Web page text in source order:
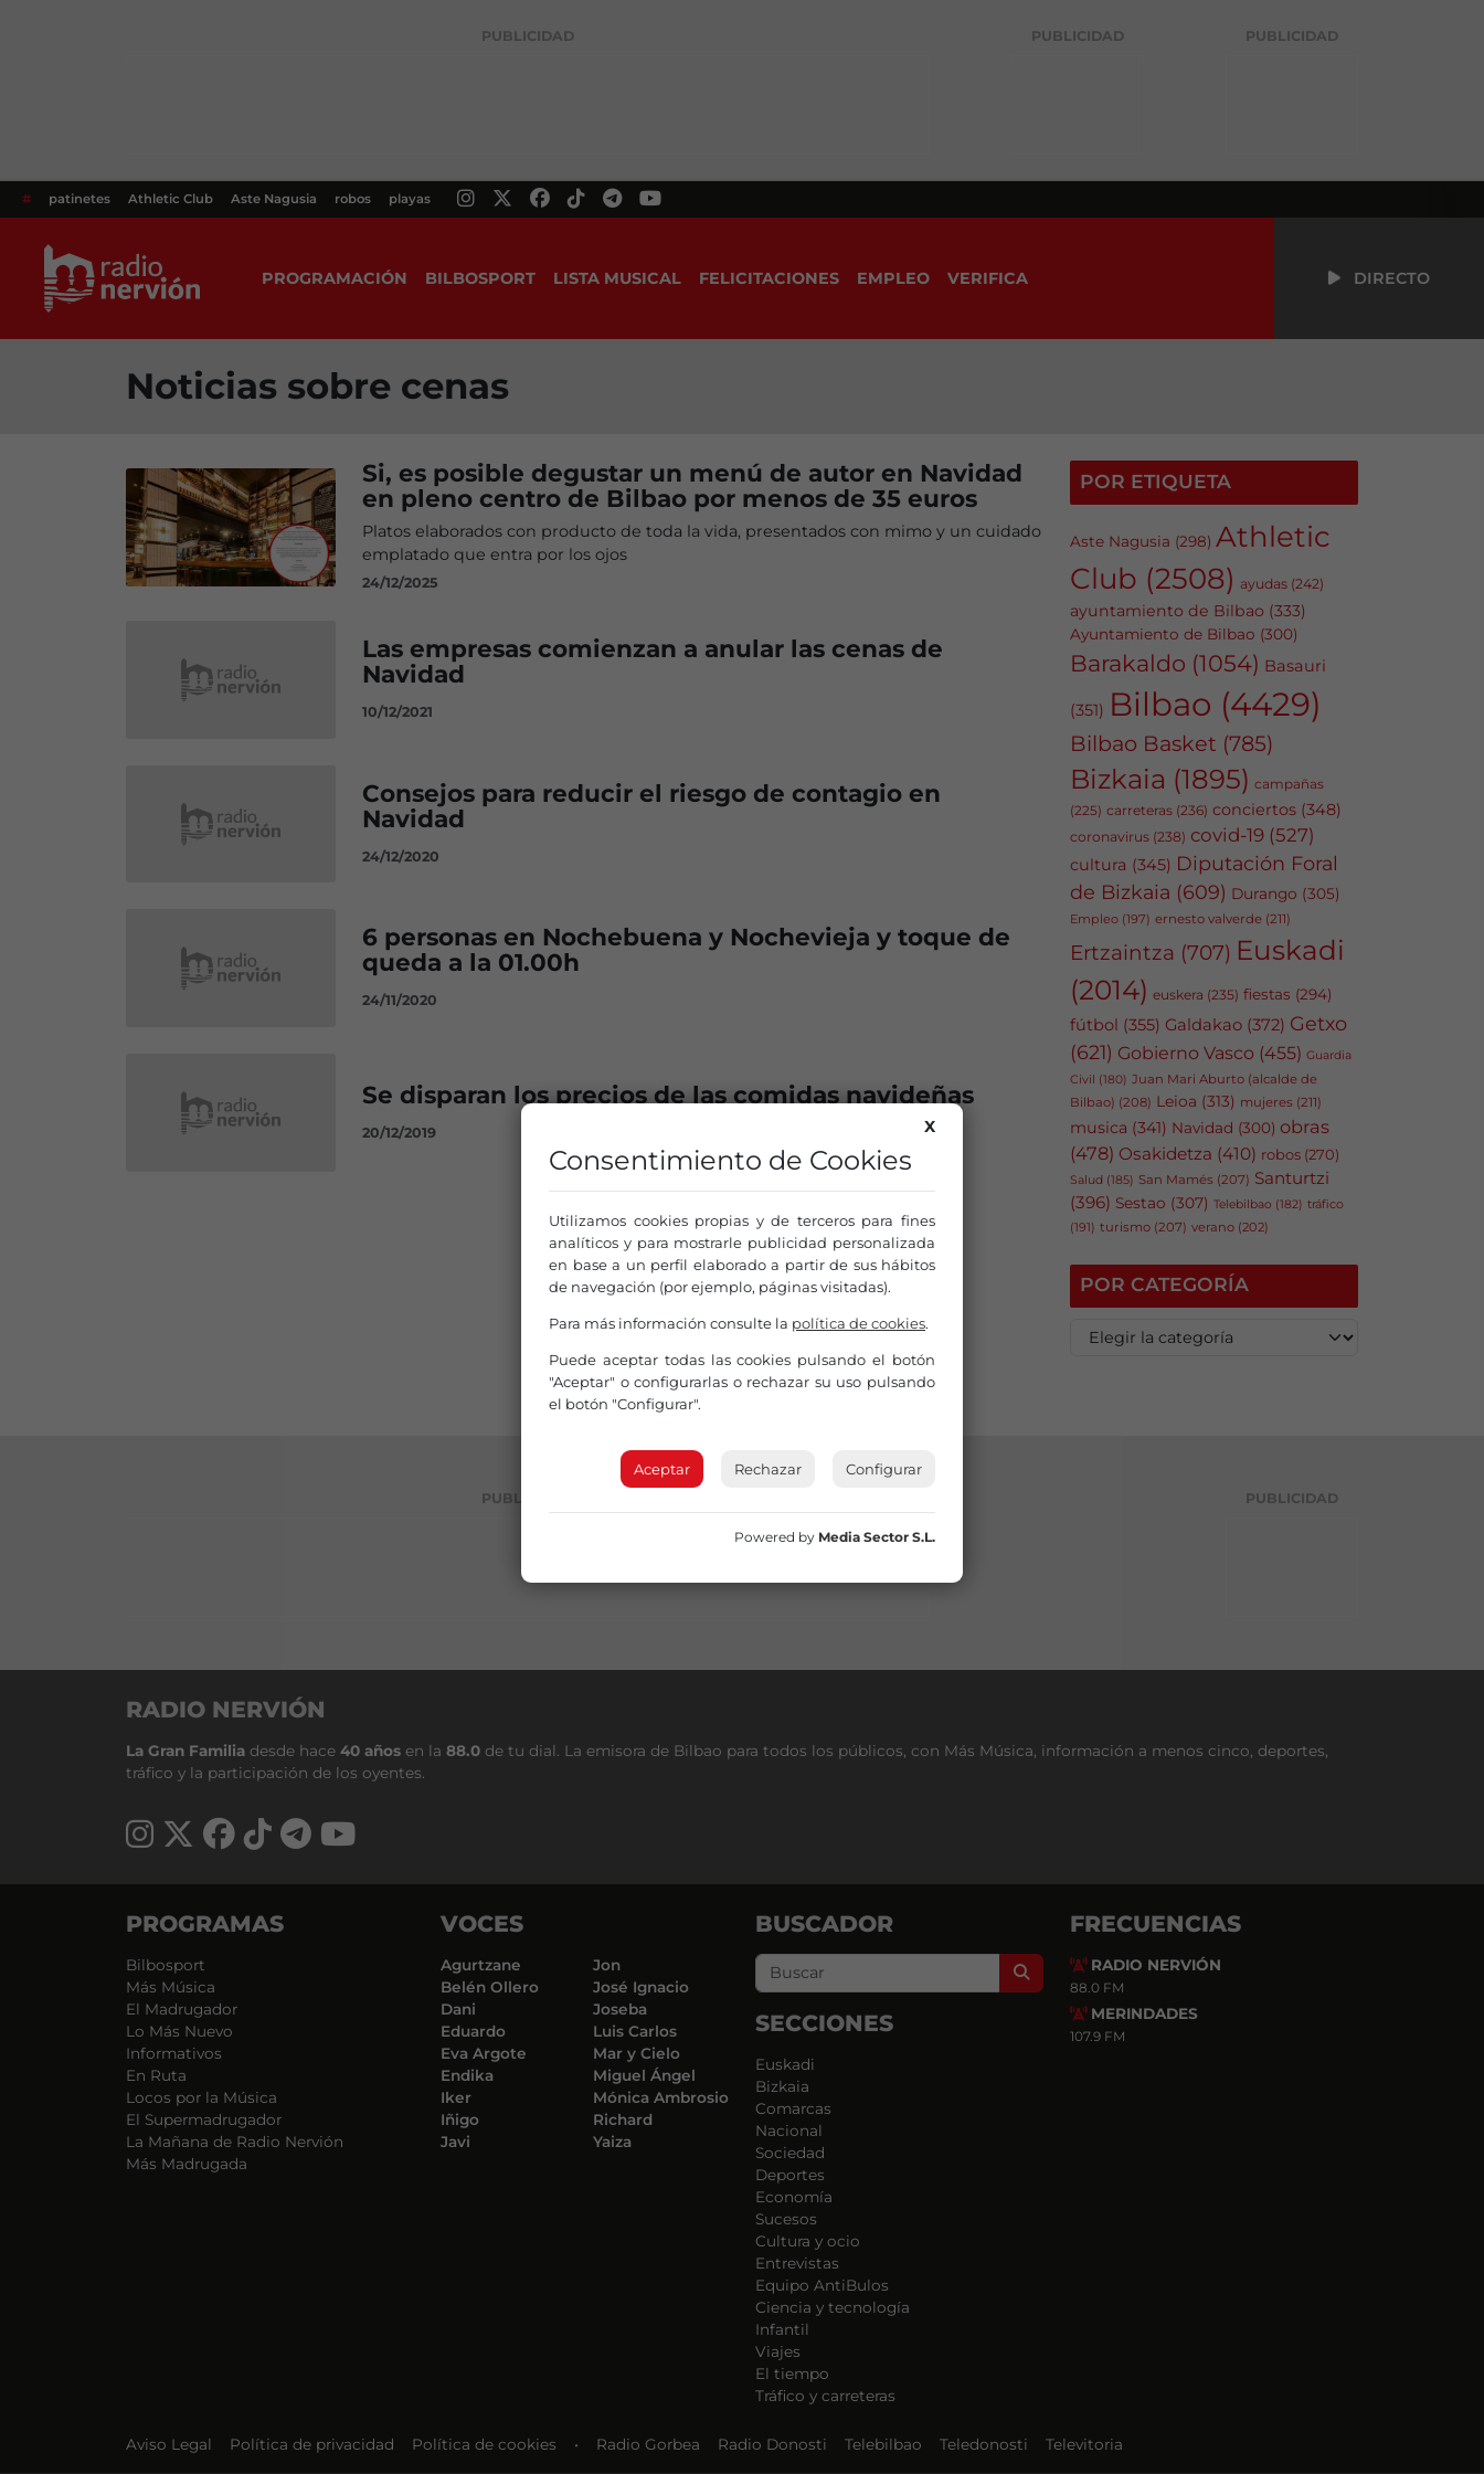
PUBLICIDAD PUBLICIDAD PUBLICIDAD
# patinetes Athletic Club Aste Nagusia robos playas
PROGRAMACIÓN BILBOSPORT LISTA MUSICAL FELICITACIONES EMPLEO VERIFICA DIRECTO
Noticias sobre cenas
Si, es posible degustar un menú de autor en Navidad
en pleno centro de Bilbao por menos de 35 euros
Platos elaborados con producto de toda la vida, presentados con mimo y un cuidado
emplatado que entra por los ojos
24/12/2025
Las empresas comienzan a anular las cenas de
Navidad
10/12/2021
Consejos para reducir el riesgo de contagio en
Navidad
24/12/2020
6 personas en Nochebuena y Nochevieja y toque de
queda a la 01.00h
24/11/2020
Se disparan los precios de las comidas navideñas
20/12/2019
POR ETIQUETA
Aste Nagusia (298) Athletic
Club (2508) ayudas (242)
ayuntamiento de Bilbao (333)
Ayuntamiento de Bilbao (300)
Barakaldo (1054) Basauri
(351) Bilbao (4429)
Bilbao Basket (785)
Bizkaia (1895) campañas
(225) carreteras (236) conciertos (348)
coronavirus (238) covid-19 (527)
cultura (345) Diputación Foral
de Bizkaia (609) Durango (305)
Empleo (197) ernesto valverde (211)
Ertzaintza (707) Euskadi
(2014) euskera (235) fiestas (294)
fútbol (355) Galdakao (372) Getxo
(621) Gobierno Vasco (455) Guardia
Civil (180) Juan Mari Aburto (alcalde de
Bilbao) (208) Leioa (313) mujeres (211)
musica (341) Navidad (300) obras
(478) Osakidetza (410) robos (270)
Salud (185) San Mamés (207) Santurtzi
(396) Sestao (307) Telebilbao (182) tráfico
(191) turismo (207) verano (202)
POR CATEGORÍA
PUBLICIDAD PUBLICIDAD
RADIO NERVIÓN
La Gran Familia desde hace 40 años en la 88.0 de tu dial. La emisora de Bilbao para todos los públicos, con Más Música, información a menos cinco, deportes,
tráfico y la participación de los oyentes.
PROGRAMAS
Bilbosport
Más Música
El Madrugador
Lo Más Nuevo
Informativos
En Ruta
Locos por la Música
El Supermadrugador
La Mañana de Radio Nervión
Más Madrugada
VOCES
Agurtzane
Belén Ollero
Dani
Eduardo
Eva Argote
Endika
Iker
Iñigo
Javi
Jon
José Ignacio
Joseba
Luis Carlos
Mar y Cielo
Miguel Ángel
Mónica Ambrosio
Richard
Yaiza
BUSCADOR
Search
SECCIONES
Euskadi
Bizkaia
Comarcas
Nacional
Sociedad
Deportes
Economía
Sucesos
Cultura y ocio
Entrevistas
Equipo AntiBulos
Ciencia y tecnología
Infantil
Viajes
El tiempo
Tráfico y carreteras
FRECUENCIAS
RADIO NERVIÓN
88.0 FM
MERINDADES
107.9 FM
Aviso Legal Política de privacidad Política de cookies • Radio Gorbea Radio Donosti Telebilbao Teledonosti Televitoria
X
Consentimiento de Cookies
Utilizamos cookies propias y de terceros para fines
analíticos y para mostrarle publicidad personalizada
en base a un perfil elaborado a partir de sus hábitos
de navegación (por ejemplo, páginas visitadas).
Para más información consulte la política de cookies.
Puede aceptar todas las cookies pulsando el botón
"Aceptar" o configurarlas o rechazar su uso pulsando
el botón "Configurar".
Aceptar Rechazar Configurar
Powered by Media Sector S.L.